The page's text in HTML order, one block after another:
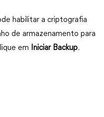
habilitar a criptografia
de armazenamento para
em
Iniciar Backup.